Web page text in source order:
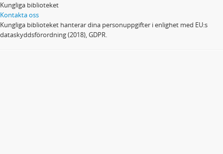
Kungliga biblioteket
Kontakta oss
Kungliga biblioteket hanterar dina personuppgifter i enlighet med EU:s
dataskyddsförordning (2018), GDPR.